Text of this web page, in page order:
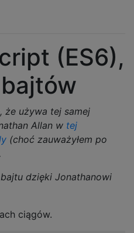
(ES6),
że używa tej samej
Allan w tej
(choć zauważyłem po
dzięki Jonathanowi
ciągów.